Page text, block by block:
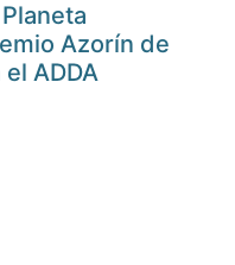
Azorín de
ADDA